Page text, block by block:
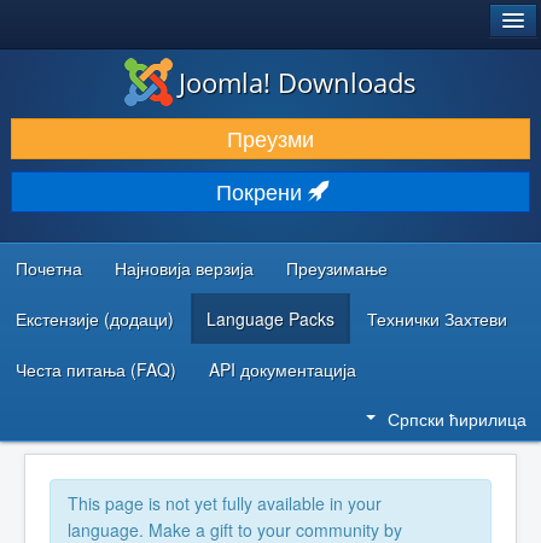
ПРЕУЗИМАЊЕ И ПРОШИРЕЊА (ЕКСТЕНЗИЈЕ)
ОТКРИЈТЕ И НАУЧИТЕ
ЗАЈЕДНИЦА И ПОДРШКА
РЕСУРСИ ЗА РАЗВОЈ
Joomla! Downloads
Преузми
Покрени
Почетна Најновија верзија Преузимање
Екстензије (додаци) Language Packs Технички Захтеви
Честа питања (FAQ) API документација
Српски ћирилица
This page is not yet fully available in your
language. Make a gift to your community by